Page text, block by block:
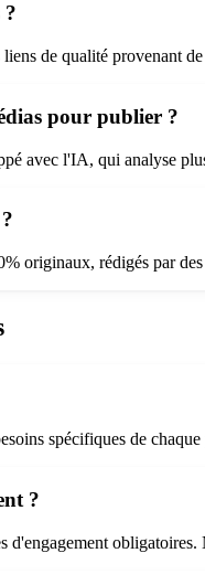
?
de qualité provenant
pour publier ?
avec l'IA, qui analyse
originaux, rédigés par
spécifiques de
?
d'engagement